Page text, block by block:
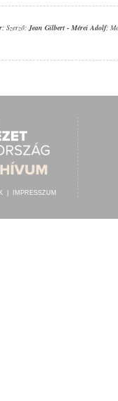
; Szerző:Jean Gilbert - Mérei Adolf;
IMPRESSZUM